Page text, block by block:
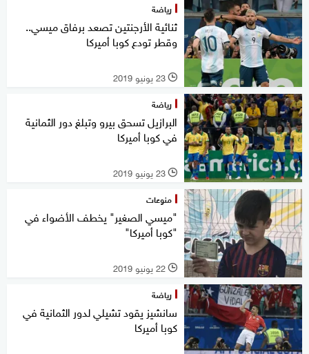
رياضة
ثنائية الأرجنتين تصعد برفاق ميسي..
وقطر تودع كوبا أميركا
l 23 يونيو 2019
رياضة
البرازيل تسحق بيرو وتبلغ دور الثمانية
في كوبا أميركا
l 23 يونيو 2019
منوعات
"ميسي الصغير" يخطف الأضواء في
"كوبا أميركا"
l 22 يونيو 2019
رياضة
سانشيز يقود تشيلي لدور الثمانية في
كوبا أميركا